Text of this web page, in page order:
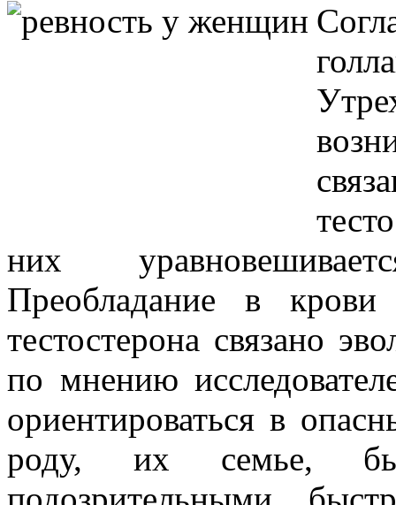
них
Преобладание в крови
тестостерона связано
по мнению
ориентироваться в
роду, их семье,